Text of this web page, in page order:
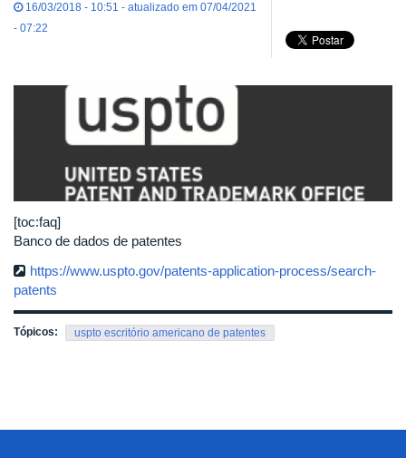
16/03/2018 - 10:51 - atualizado em 07/04/2021
- 07:22
[toc:faq]
Banco de dados de patentes
https://www.uspto.gov/patents-application-process/search-
patents
Tópicos: uspto escritório americano de patentes